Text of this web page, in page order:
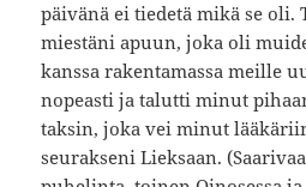
päivänä ei tiedetä mikä se oli.
miestäni apuun, joka oli
kanssa rakentamassa meille
nopeasti ja talutti minut
taksin, joka vei minut
seurakseni Lieksaan.